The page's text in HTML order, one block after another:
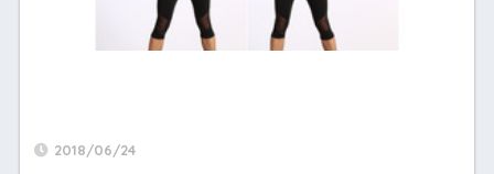
2018/06/24